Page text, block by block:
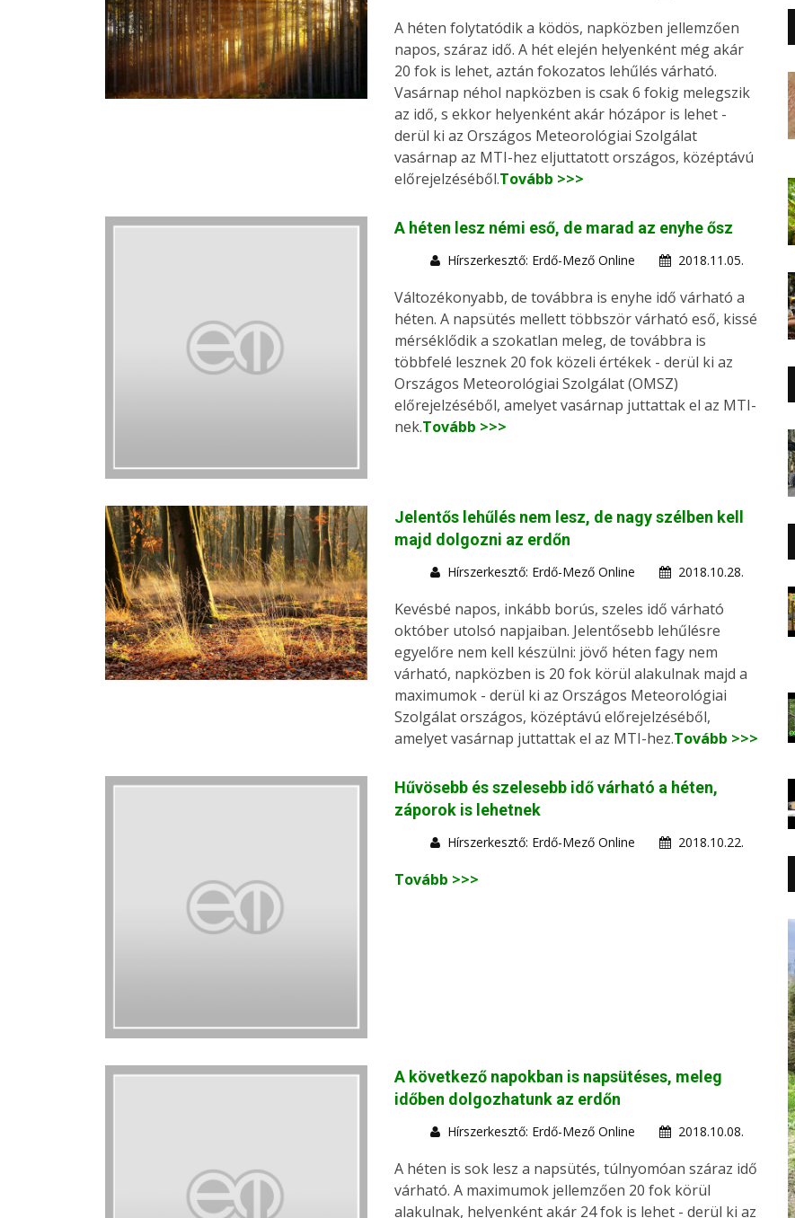
A héten folytatódik a ködös, napközben jellemzően
napos, száraz idő. A hét elején helyenként még akár
20 fok is lehet, aztán fokozatos lehűlés várható.
Vasárnap néhol napközben is csak 6 fokig melegszik
az idő, s ekkor helyenként akár hózápor is lehet -
derül ki az Országos Meteorológiai Szolgálat
vasárnap az MTI-hez eljuttatott országos, középtávú
előrejelzéséből.Tovább >>>
A héten lesz némi eső, de marad az enyhe ősz
Hírszerkesztő: Erdő-Mező Online 2018.11.05.
Változékonyabb, de továbbra is enyhe idő várható a
héten. A napsütés mellett többször várható eső, kissé
mérséklődik a szokatlan meleg, de továbbra is
többfelé lesznek 20 fok közeli értékek - derül ki az
Országos Meteorológiai Szolgálat (OMSZ)
előrejelzéséből, amelyet vasárnap juttattak el az MTI-
nek.Tovább >>>
Jelentős lehűlés nem lesz, de nagy szélben kell
majd dolgozni az erdőn
Hírszerkesztő: Erdő-Mező Online 2018.10.28.
Kevésbé napos, inkább borús, szeles idő várható
október utolsó napjaiban. Jelentősebb lehűlésre
egyelőre nem kell készülni: jövő héten fagy nem
várható, napközben is 20 fok körül alakulnak majd a
maximumok - derül ki az Országos Meteorológiai
Szolgálat országos, középtávú előrejelzéséből,
amelyet vasárnap juttattak el az MTI-hez.Tovább >>>
Hűvösebb és szelesebb idő várható a héten,
záporok is lehetnek
Hírszerkesztő: Erdő-Mező Online 2018.10.22.
Tovább >>>
A következő napokban is napsütéses, meleg
időben dolgozhatunk az erdőn
Hírszerkesztő: Erdő-Mező Online 2018.10.08.
A héten is sok lesz a napsütés, túlnyomóan száraz idő
várható. A maximumok jellemzően 20 fok körül
alakulnak, helyenként akár 24 fok is lehet - derül ki az